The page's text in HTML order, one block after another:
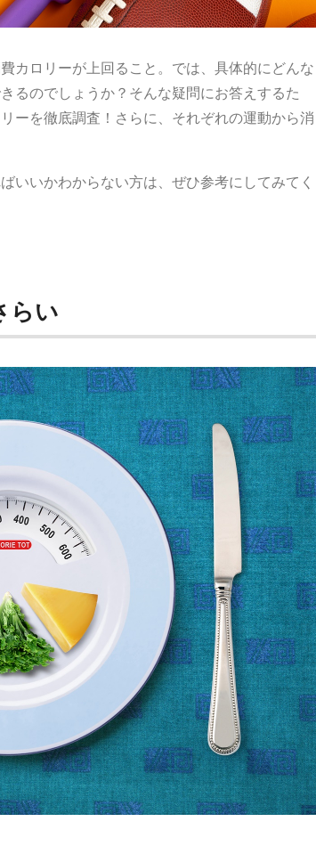
カロリーが上回ること。では、具体的にどんな
るのでしょうか？そんな疑問にお答えするた
ーを徹底調査！さらに、それぞれの運動から消
いいかわからない方は、ぜひ参考にしてみてく
らい